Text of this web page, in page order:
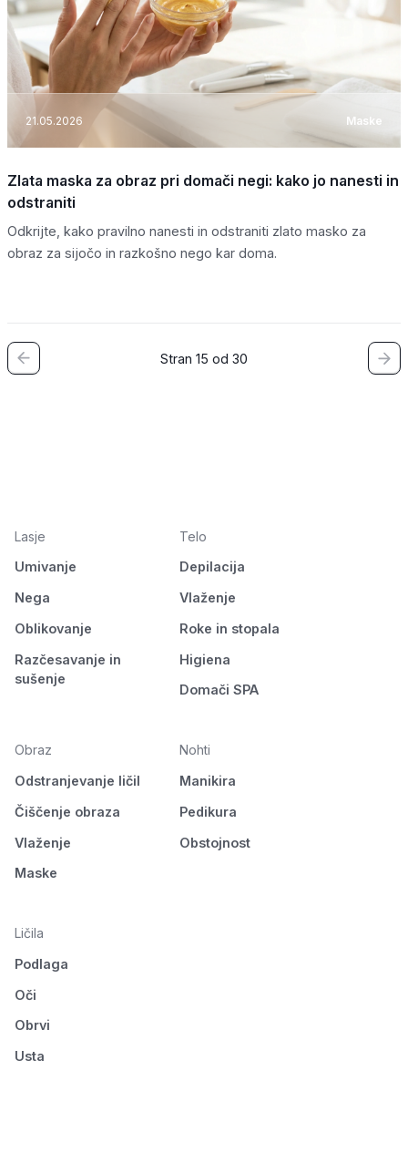
21.05.2026 Maske
Zlata maska za obraz pri domači negi: kako jo nanesti in
odstraniti
Odkrijte, kako pravilno nanesti in odstraniti zlato masko za
obraz za sijočo in razkošno nego kar doma.
Stran 15 od 30
Lasje
Umivanje
Nega
Oblikovanje
Razčesavanje in
sušenje
Telo
Depilacija
Vlaženje
Roke in stopala
Higiena
Domači SPA
Obraz
Odstranjevanje ličil
Čiščenje obraza
Vlaženje
Maske
Nohti
Manikira
Pedikura
Obstojnost
Ličila
Podlaga
Oči
Obrvi
Usta